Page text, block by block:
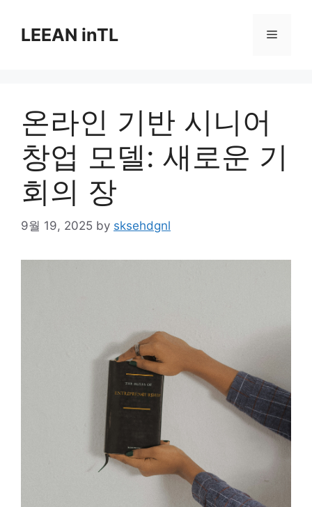
contentLEEAN inTL Menu
온라인 기반 시니어
창업 모델: 새로운 기
회의 장
9월 19, 2025 by sksehdgnl